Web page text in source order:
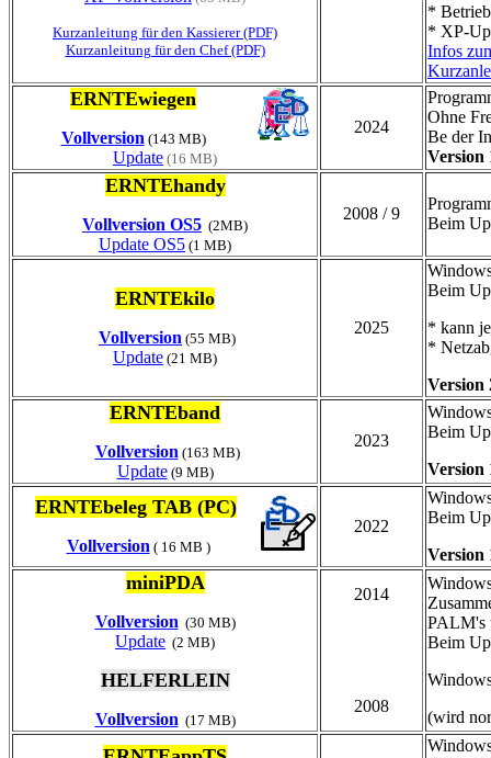
Kurzanleitung für den Kassierer (PDF)
Kurzanleitung für den Chef (PDF)
*
* XP-
Infos
ERNTEwiegen
Vollversion (143 MB)
Update (16 MB)
2024
Ohne
Be der
Version
ERNTEhandy
Vollversion OS5 (2MB)
Update OS5 (1 MB)
2008 / 9
Beim
ERNTEkilo
Vollversion (55 MB)
Update (21 MB)
2025
Beim
* kann
*
Version
ERNTEband
Vollversion (163 MB)
Update(9 MB)
2023
Beim
Version
ERNTEbeleg TAB (PC)
Vollversion ( 16 MB )
2022
Beim
Version
miniPDA
Vollversion (30 MB)
Update (2 MB)
HELFERLEIN
Vollversion (17 MB)
2014
2008
PALM's
Beim
(wird